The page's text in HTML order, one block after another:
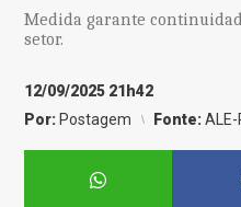
Medida garante
setor.
12/09/2025 21h42
Por: Postagem Fonte:ALE-